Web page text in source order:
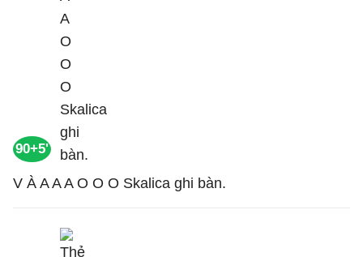
90+5'
V À A A A O O O Skalica ghi bàn.